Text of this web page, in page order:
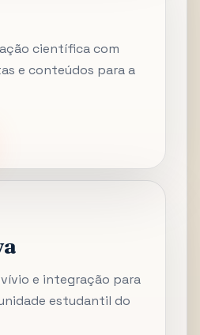
científica com
e conteúdos para a
e integração para
estudantil do